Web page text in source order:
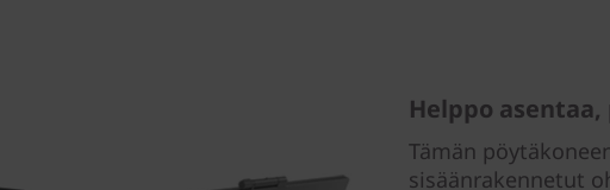
Helppo
Tämän
sisäänrakennetut